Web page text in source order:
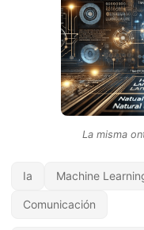
La misma
Ia Machine
Comunicación